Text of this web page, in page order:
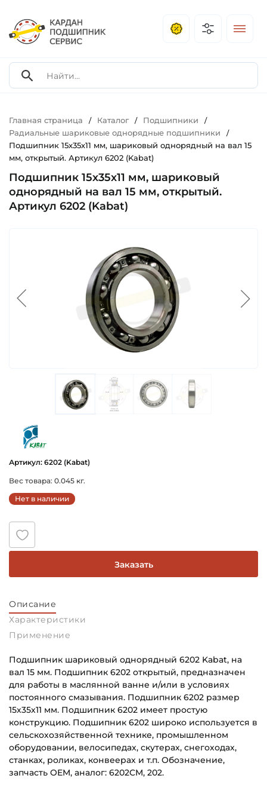
Главная страница / Каталог / Подшипники /
Радиальные шариковые однорядные подшипники /
Подшипник 15х35х11 мм, шариковый однорядный на вал 15
мм, открытый. Артикул 6202 (Kabat)
Подшипник 15х35х11 мм, шариковый
однорядный на вал 15 мм, открытый.
Артикул 6202 (Kabat)
Артикул: 6202 (Kabat)
Вес товара: 0.045 кг.
Нет в наличии
Заказать
Описание
Характеристики
Применение
Подшипник шариковый однорядный 6202 Kabat, на
вал 15 мм. Подшипник 6202 открытый, предназначен
для работы в маслянной ванне и/или в условиях
постоянного смазывания. Подшипник 6202 размер
15х35х11 мм. Подшипник 6202 имеет простую
конструкцию. Подшипник 6202 широко используется в
сельскохозяйственной технике, промышленном
оборудовании, велосипедах, скутерах, снегоходах,
станках, роликах, конвеерах и т.п. Обозначение,
запчасть OEM, аналог: 6202CM, 202.